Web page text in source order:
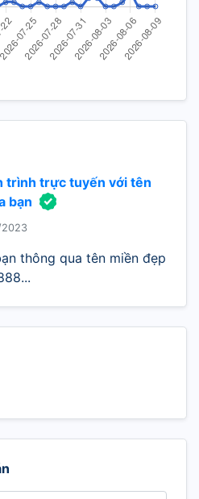
trình trực tuyến với tên
bạn
thông qua tên miền đẹp